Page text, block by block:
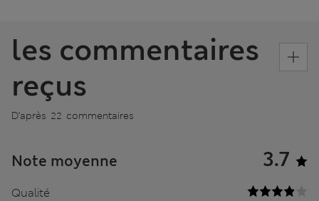
les commentaires
reçus
D’après 22 commentaires
Note moyenne 3.7
Qualité